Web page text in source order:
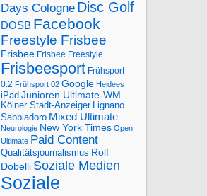
Days Cologne Disc Golf
DOSB Facebook
Freestyle Frisbee
Frisbee Frisbee Freestyle
Frisbeesport Frühsport
0.2 Frühsport 02 Google Heidees
iPad Junioren Ultimate-WM
Kölner Stadt-Anzeiger Lignano
Sabbiadoro Mixed Ultimate
Neurologie New York Times Open
Ultimate Paid Content
Qualitätsjournalismus Rolf
Dobelli Soziale Medien
Soziale